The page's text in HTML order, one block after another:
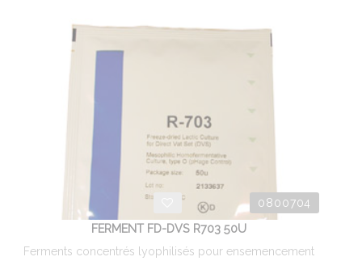
0800704
FERMENT FD-DVS R703 50U
Ferments concentrés lyophilisés pour ensemencement